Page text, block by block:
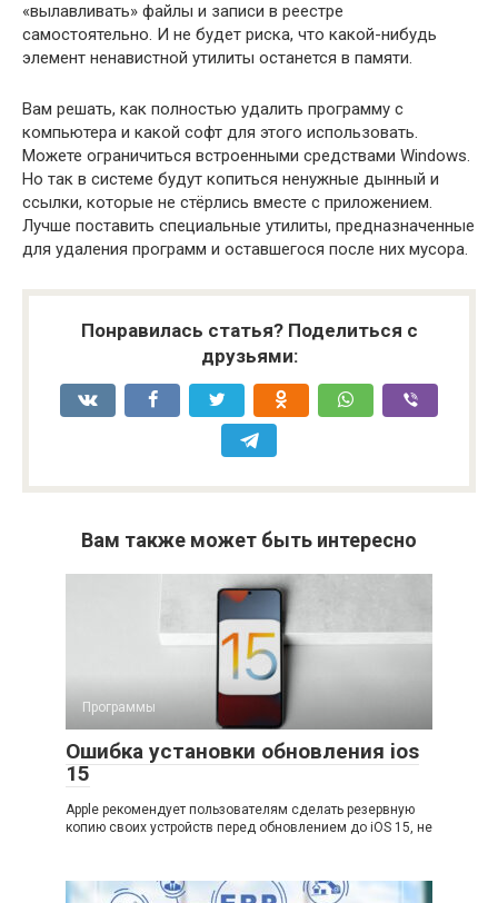
«вылавливать» файлы и записи в реестре
самостоятельно. И не будет риска, что какой-нибудь
элемент ненавистной утилиты останется в памяти.
Вам решать, как полностью удалить программу с
компьютера и какой софт для этого использовать.
Можете ограничиться встроенными средствами Windows.
Но так в системе будут копиться ненужные дынный и
ссылки, которые не стёрлись вместе с приложением.
Лучше поставить специальные утилиты, предназначенные
для удаления программ и оставшегося после них мусора.
Понравилась статья? Поделиться с
друзьями:
Вам также может быть интересно
Программы
Ошибка установки обновления ios
15
Apple рекомендует пользователям сделать резервную
копию своих устройств перед обновлением до iOS 15, не